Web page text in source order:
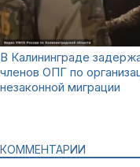
В Калининграде
членов ОПГ по
незаконной миграции
КОММЕНТАРИИ